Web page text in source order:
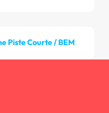
Piste Courte / BEM